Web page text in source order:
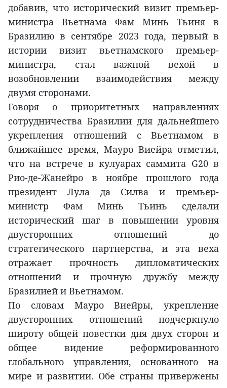
добавив, что исторический визит премьер-
министра Вьетнама Фам Минь Тьиня в
Бразилию в сентябре 2023 года, первый в
истории визит вьетнамского премьер-
министра, стал важной вехой в
возобновлении взаимодействия между
двумя сторонами.
Говоря о приоритетных направлениях
сотрудничества Бразилии для дальнейшего
укрепления отношений с Вьетнамом в
ближайшее время, Мауро Виейра отметил,
что на встрече в кулуарах саммита G20 в
Рио-де-Жанейро в ноябре прошлого года
президент Лула да Силва и премьер-
министр Фам Минь Тьинь сделали
исторический шаг в повышении уровня
двусторонних отношений до
стратегического партнерства, и эта веха
отражает прочность дипломатических
отношений и прочную дружбу между
Бразилией и Вьетнамом.
По словам Мауро Виейры, укрепление
двусторонних отношений подчеркнуло
широту общей повестки дня двух сторон и
общее видение реформированного
глобального управления, основанного на
мире и развитии. Обе страны привержены